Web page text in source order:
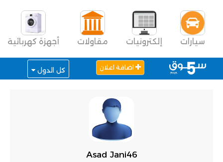
سيارات إلكترونيات مقاولات أجهزة كهربائية
اضافة اعلان كل الدول
Asad Jani46